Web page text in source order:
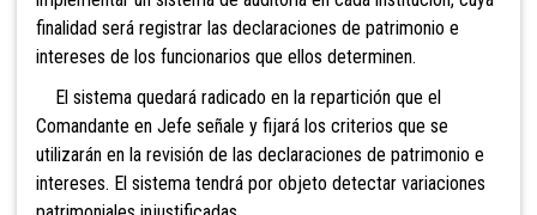
finalidad será registrar las declaraciones de patrimonio e
intereses de los funcionarios que ellos determinen.
El sistema quedará radicado en la repartición que el
Comandante en Jefe señale y fijará los criterios que se
utilizarán en la revisión de las declaraciones de patrimonio e
intereses. El sistema tendrá por objeto detectar variaciones